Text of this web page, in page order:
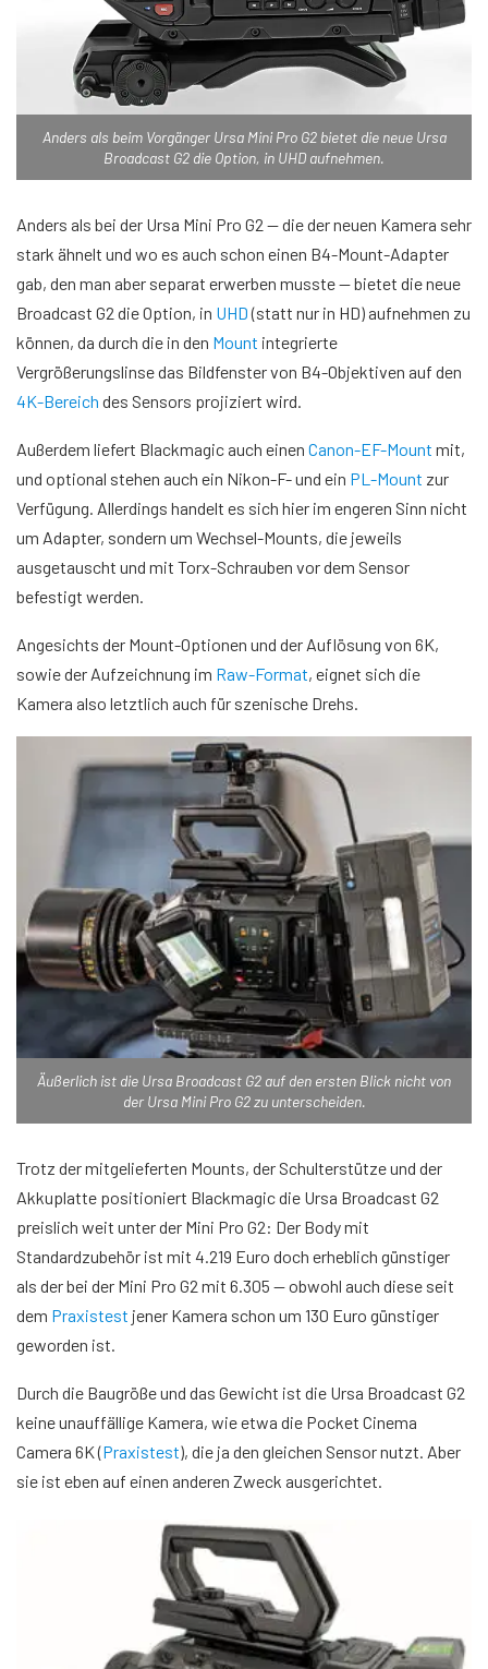
Anders als beim Vorgänger Ursa Mini Pro G2 bietet die neue Ursa
Broadcast G2 die Option, in UHD aufnehmen.
Anders als bei der Ursa Mini Pro G2 — die der neuen Kamera sehr
stark ähnelt und wo es auch schon einen B4-Mount-Adapter
gab, den man aber separat erwerben musste — bietet die neue
Broadcast G2 die Option, in UHD(statt nur in HD) aufnehmen zu
können, da durch die in den Mount integrierte
Vergrößerungslinse das Bildfenster von B4-Objektiven auf den
4K-Bereich des Sensors projiziert wird.
Außerdem liefert Blackmagic auch einen Canon-EF-Mount mit,
und optional stehen auch ein Nikon-F- und ein PL-Mount zur
Verfügung. Allerdings handelt es sich hier im engeren Sinn nicht
um Adapter, sondern um Wechsel-Mounts, die jeweils
ausgetauscht und mit Torx-Schrauben vor dem Sensor
befestigt werden.
Angesichts der Mount-Optionen und der Auflösung von 6K,
sowie der Aufzeichnung im Raw-Format, eignet sich die
Kamera also letztlich auch für szenische Drehs.
Äußerlich ist die Ursa Broadcast G2 auf den ersten Blick nicht von
der Ursa Mini Pro G2 zu unterscheiden.
Trotz der mitgelieferten Mounts, der Schulterstütze und der
Akkuplatte positioniert Blackmagic die Ursa Broadcast G2
preislich weit unter der Mini Pro G2: Der Body mit
Standardzubehör ist mit 4.219 Euro doch erheblich günstiger
als der bei der Mini Pro G2 mit 6.305 — obwohl auch diese seit
dem Praxistest jener Kamera schon um 130 Euro günstiger
geworden ist.
Durch die Baugröße und das Gewicht ist die Ursa Broadcast G2
keine unauffällige Kamera, wie etwa die Pocket Cinema
Camera 6K (Praxistest), die ja den gleichen Sensor nutzt. Aber
sie ist eben auf einen anderen Zweck ausgerichtet.